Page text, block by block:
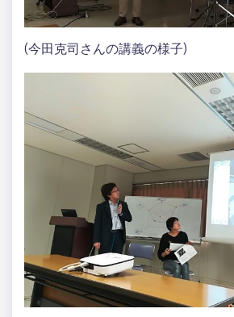
(今田克司さんの講義の様子)